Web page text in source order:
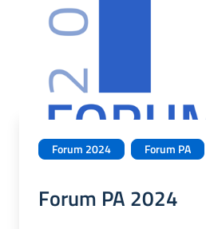
Forum 2024 Forum PA
Forum PA 2024